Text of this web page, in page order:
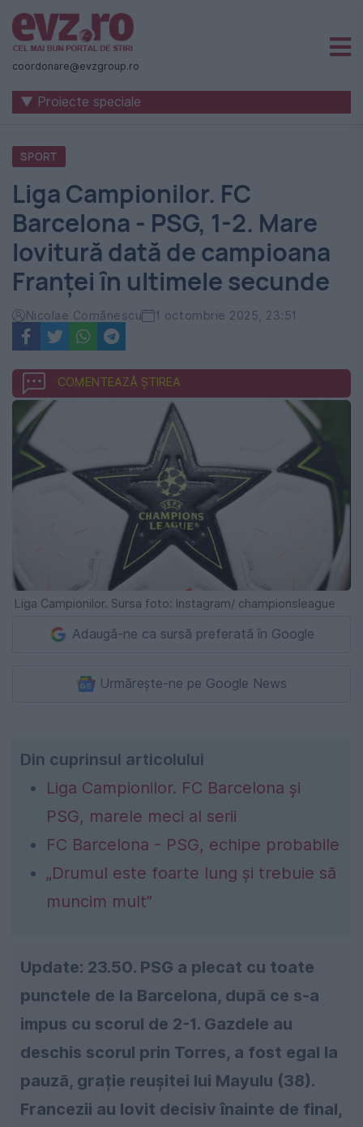
Știri
naționale
internaționale
România
-
Evenimentul
Zilei
coordonare@evzgroup.ro
▼ Proiecte speciale
SPORT
Liga Campionilor. FC
Barcelona - PSG, 1-2. Mare
lovitură dată de campioana
Franței în ultimele secunde
Nicolae Comănescu 1 octombrie 2025, 23:51
COMENTEAZĂ ȘTIREA
Liga Campionilor. Sursa foto: Instagram/ championsleague
Adaugă-ne ca sursă preferată în Google
Urmărește-ne pe Google News
Din cuprinsul articolului
Liga Campionilor. FC Barcelona și
PSG, marele meci al serii
FC Barcelona - PSG, echipe probabile
„Drumul este foarte lung și trebuie să
muncim mult”
Update: 23.50. PSG a plecat cu toate
punctele de la Barcelona, după ce s-a
impus cu scorul de 2-1. Gazdele au
deschis scorul prin Torres, a fost egal la
pauză, grație reușitei lui Mayulu (38).
Francezii au lovit decisiv înainte de final,